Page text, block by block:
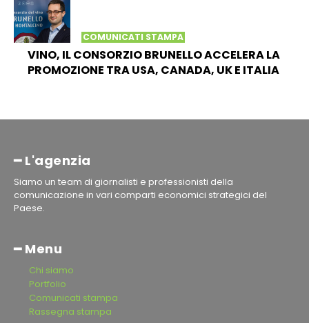
COMUNICATI STAMPA
VINO, IL CONSORZIO BRUNELLO ACCELERA LA
PROMOZIONE TRA USA, CANADA, UK E ITALIA
━ L'agenzia
Siamo un team di giornalisti e professionisti della
comunicazione in vari comparti economici strategici del
Paese.
━ Menu
Chi siamo
Portfolio
Comunicati stampa
Rassegna stampa